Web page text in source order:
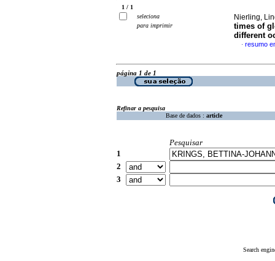
1 / 1
seleciona
para imprimir
Nierling,
times of
different
· resumo
página 1 de 1
Refinar a pesquisa
Base de dados : article
Pesquisar
1
2
3
Search